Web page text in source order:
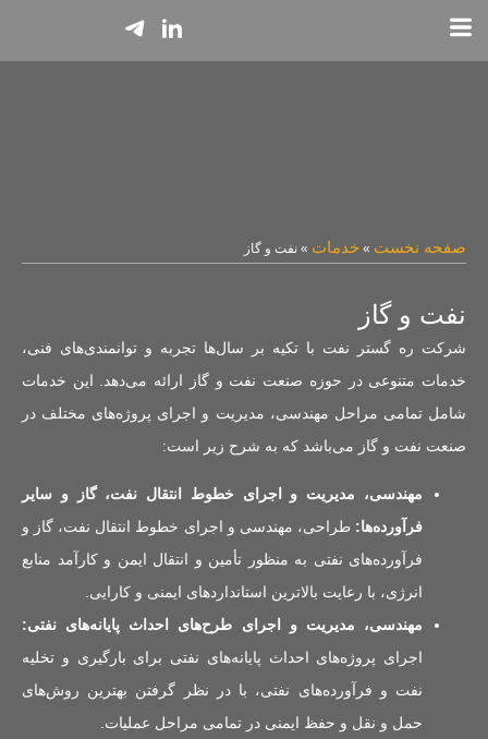
صفحه نخست » خدمات » نفت و گاز
نفت و گاز
شرکت ره گستر نفت با تکیه بر سال‌ها تجربه و توانمندی‌های فنی،
خدمات متنوعی در حوزه صنعت نفت و گاز ارائه می‌دهد. این خدمات
شامل تمامی مراحل مهندسی، مدیریت و اجرای پروژه‌های مختلف در
صنعت نفت و گاز می‌باشد که به شرح زیر است:
مهندسی، مدیریت و اجرای خطوط انتقال نفت، گاز و سایر
فرآورده‌ها: طراحی، مهندسی و اجرای خطوط انتقال نفت، گاز و
فرآورده‌های نفتی به منظور تأمین و انتقال ایمن و کارآمد منابع
انرژی، با رعایت بالاترین استانداردهای ایمنی و کارایی.
مهندسی، مدیریت و اجرای طرح‌های احداث پایانه‌های نفتی:
اجرای پروژه‌های احداث پایانه‌های نفتی برای بارگیری و تخلیه
نفت و فرآورده‌های نفتی، با در نظر گرفتن بهترین روش‌های
حمل و نقل و حفظ ایمنی در تمامی مراحل عملیات.